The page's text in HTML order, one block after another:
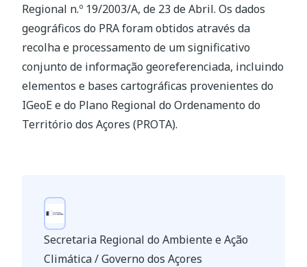
Regional n.º 19/2003/A, de 23 de Abril. Os dados
geográficos do PRA foram obtidos através da
recolha e processamento de um significativo
conjunto de informação georeferenciada, incluindo
elementos e bases cartográficas provenientes do
IGeoE e do Plano Regional do Ordenamento do
Território dos Açores (PROTA).
Secretaria Regional do Ambiente e Ação
Climática / Governo dos Açores